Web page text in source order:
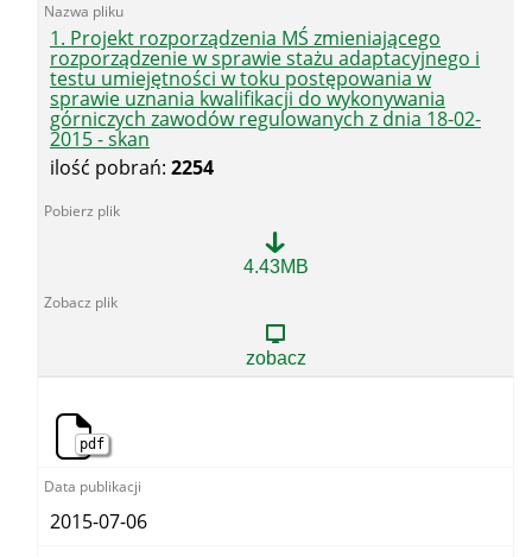
1. Projekt rozporządzenia MŚ zmieniającego
rozporządzenie w sprawie stażu adaptacyjnego i
testu umiejętności w toku postępowania w
sprawie uznania kwalifikacji do wykonywania
górniczych zawodów regulowanych z dnia 18-02-
2015 - skan
ilość pobrań: 2254
rozporządzenia
stażu
adaptacyjnego
testu
w
4.43MB
zobacz
pdf
2015-07-06